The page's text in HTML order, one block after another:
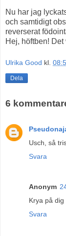
Nu har jag
och samtidigt
reverserat
Hej, höftben!
Ulrika Good kl.
Dela
6
Usch, så
Svara
Anonym
Krya på dig
Svara